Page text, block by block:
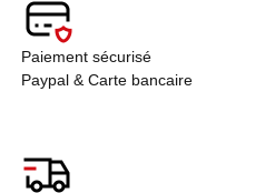
Paiement sécurisé
Paypal & Carte bancaire